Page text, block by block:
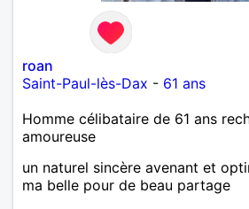
roan
Saint-Paul-lès-Dax - 61 ans
Homme célibataire de 61 ans
amoureuse
un naturel sincère avenant et
ma belle pour de beau partage